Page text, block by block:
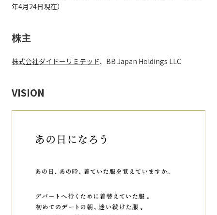
年4月24日現在）
株主
株式会社ダイドーリミテッド、BB Japan Holdings LLC
VISION